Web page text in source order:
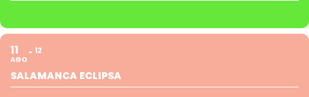
11
AGO
12
SALAMANCA ECLIPSA